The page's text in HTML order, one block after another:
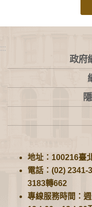
:::
政府
地址：100216臺
電話：(02) 2341-
3183轉662
專線服務時間：